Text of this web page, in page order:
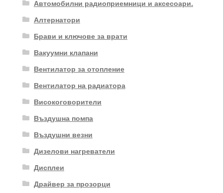
Автомобилни радиоприемници и аксесоари.
Алтернатори
Брави и ключове за врати
Вакуумни клапани
Вентилатор за отопление
Вентилатор на радиатора
Високоговорители
Въздушна помпа
Въздушни везни
Дизелови нагреватели
Дисплеи
Драйвер за прозорци